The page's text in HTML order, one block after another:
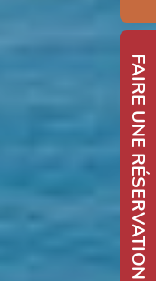
FAIRE UNE RÉSERVATION